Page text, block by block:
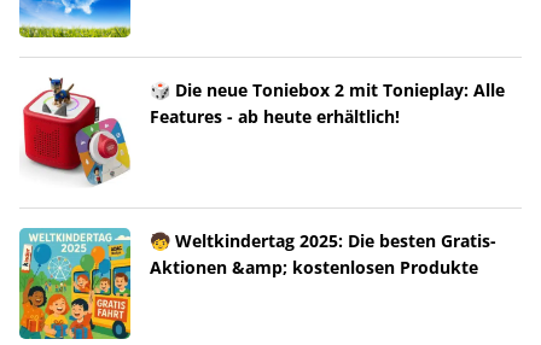
🎲 Die neue Toniebox 2 mit Tonieplay: Alle
Features - ab heute erhältlich!
🧒 Weltkindertag 2025: Die besten Gratis-
Aktionen &amp; kostenlosen Produkte